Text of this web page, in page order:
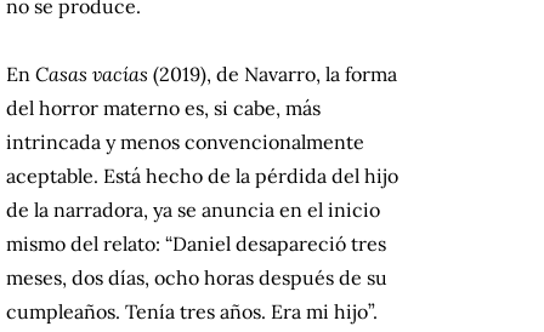
no se produce.
En Casas vacías (2019), de Navarro, la forma
del horror materno es, si cabe, más
intrincada y menos convencionalmente
aceptable. Está hecho de la pérdida del hijo
de la narradora, ya se anuncia en el inicio
mismo del relato: “Daniel desapareció tres
meses, dos días, ocho horas después de su
cumpleaños. Tenía tres años. Era mi hijo”.